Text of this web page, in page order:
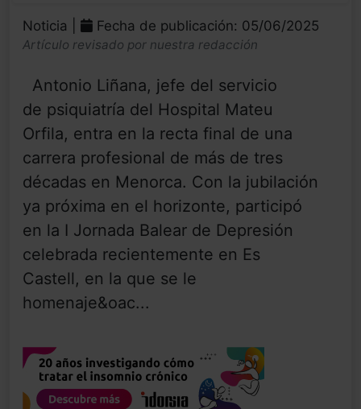
Noticia | Fecha de publicación: 05/06/2025
Artículo revisado por nuestra redacción
Antonio Liñana, jefe del servicio
de psiquiatría del Hospital Mateu
Orfila, entra en la recta final de una
carrera profesional de más de tres
décadas en Menorca. Con la jubilación
ya próxima en el horizonte, participó
en la I Jornada Balear de Depresión
celebrada recientemente en Es
Castell, en la que se le
homenaje&oac...